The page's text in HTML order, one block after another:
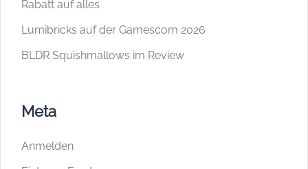
Rabatt auf alles
Lumibricks auf der Gamescom 2026
BLDR Squishmallows im Review
Meta
Anmelden